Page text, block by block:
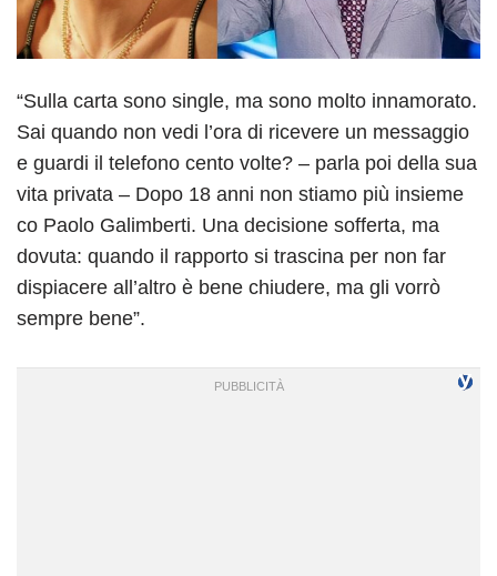
“Sulla carta sono single, ma sono molto innamorato.
Sai quando non vedi l’ora di ricevere un messaggio
e guardi il telefono cento volte? – parla poi della sua
vita privata – Dopo 18 anni non stiamo più insieme
co Paolo Galimberti. Una decisione sofferta, ma
dovuta: quando il rapporto si trascina per non far
dispiacere all’altro è bene chiudere, ma gli vorrò
sempre bene”.